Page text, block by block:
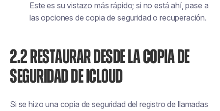
Este es su vistazo más rápido; si no está ahí, pase a
las opciones de copia de seguridad o recuperación.
2.2 RESTAURAR DESDE LA COPIA DE
SEGURIDAD DE ICLOUD
Si se hizo una copia de seguridad del registro de llamadas